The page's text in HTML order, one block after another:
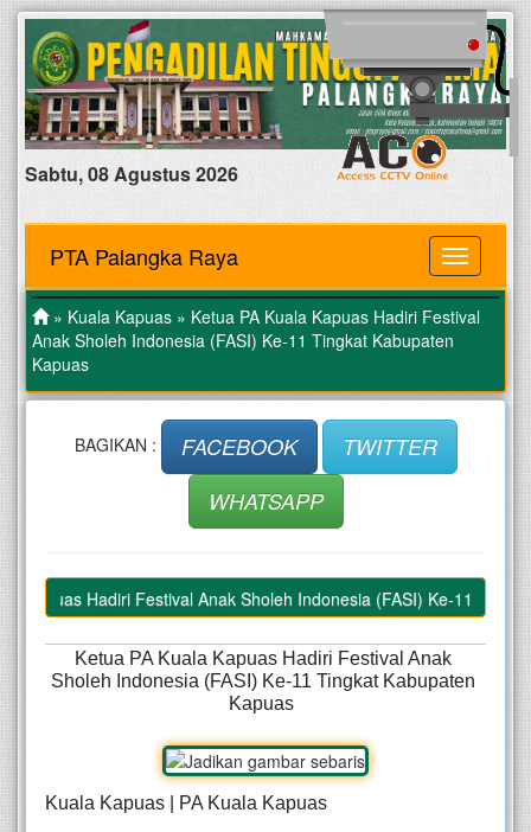
Sabtu, 08 Agustus 2026
MENU
PTA Palangka Raya
» Kuala Kapuas » Ketua PA Kuala Kapuas Hadiri Festival
Anak Sholeh Indonesia (FASI) Ke-11 Tingkat Kabupaten
Kapuas
BAGIKAN : FACEBOOK
TWITTER
WHATSAPP
Hadiri Festival Anak Sholeh Indonesia (FASI) Ke-11 Tingkat
Ketua PA Kuala Kapuas Hadiri Festival Anak
Sholeh Indonesia (FASI) Ke-11 Tingkat Kabupaten
Kapuas
Kuala Kapuas | PA Kuala Kapuas